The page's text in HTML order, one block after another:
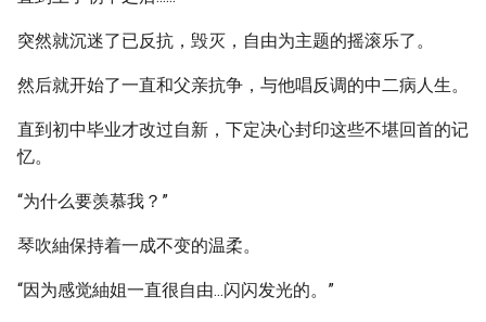
突然就沉迷了已反抗，毁灭，自由为主题的摇滚乐了。
然后就开始了一直和父亲抗争，与他唱反调的中二病人生。
直到初中毕业才改过自新，下定决心封印这些不堪回首的记
忆。
“为什么要羡慕我？”
琴吹紬保持着一成不变的温柔。
“因为感觉紬姐一直很自由...闪闪发光的。”